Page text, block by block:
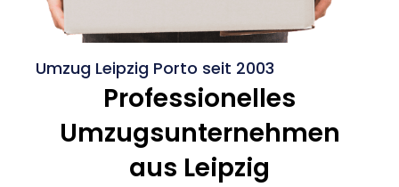
Umzug Leipzig Porto seit 2003
Professionelles
Umzugsunternehmen
aus Leipzig